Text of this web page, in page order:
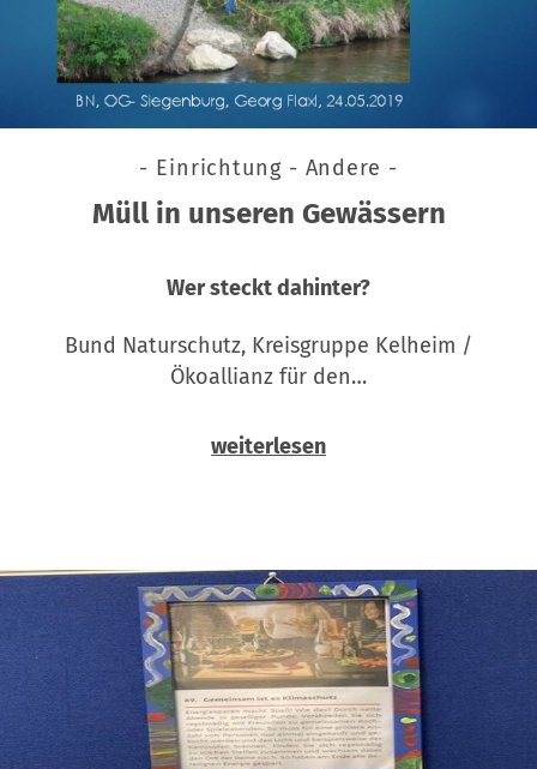
- Einrichtung - Andere -
Müll in unseren Gewässern
Wer steckt dahinter?
Bund Naturschutz, Kreisgruppe Kelheim /
Ökoallianz für den…
weiterlesen